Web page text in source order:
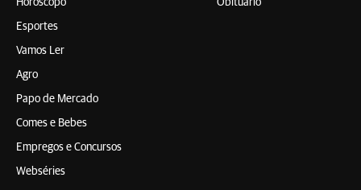
Horóscopo
Esportes
Vamos Ler
Agro
Papo de Mercado
Comes e Bebes
Empregos e Concursos
Webséries
Obituário